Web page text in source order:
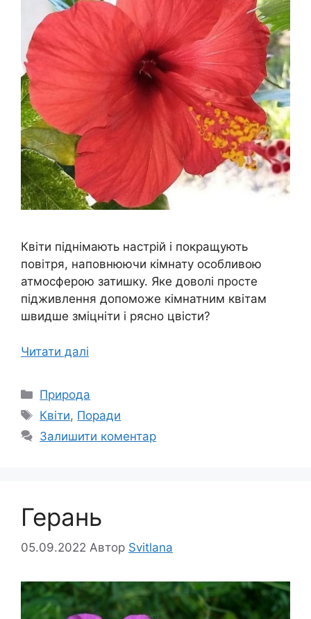
Квіти піднімають настрій і покращують
повітря, наповнюючи кімнату особливою
атмосферою затишку. Яке доволі просте
підживлення допоможе кімнатним квітам
швидше зміцніти і рясно цвісти?
Читати далі
Категорії
Природа
Позначки
Квіти, Поради
Залишити коментар
Герань
05.09.2022 Автор Svitlana